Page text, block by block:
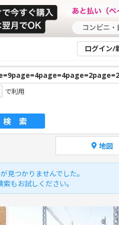
ログイン/
で利用
索
地図
見つかりませんでした。
もお試しください。